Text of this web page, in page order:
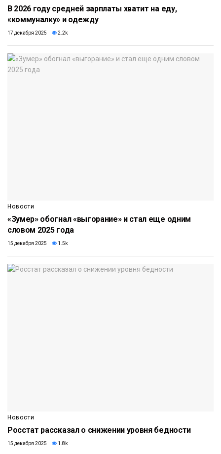
В 2026 году средней зарплаты хватит на еду,
«коммуналку» и одежду
17 декабря 2025 2.2k
Новости
«Зумер» обогнал «выгорание» и стал еще одним
словом 2025 года
15 декабря 2025 1.5k
Новости
Росстат рассказал о снижении уровня бедности
15 декабря 2025 1.8k